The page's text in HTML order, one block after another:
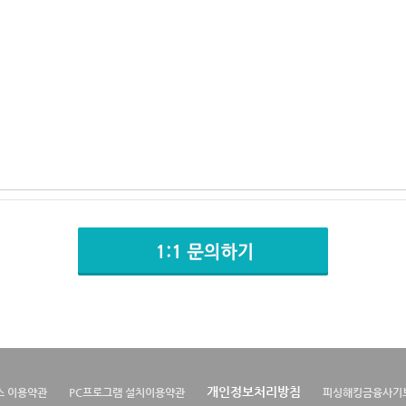
이용약관 PC프로그램 설치이용약관 개인정보처리방침 피싱해킹금융사기